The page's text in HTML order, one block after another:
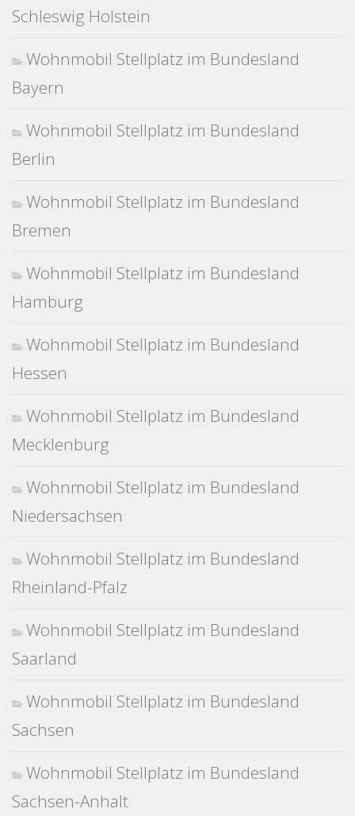
Schleswig Holstein
Wohnmobil Stellplatz im Bundesland
Bayern
Wohnmobil Stellplatz im Bundesland
Berlin
Wohnmobil Stellplatz im Bundesland
Bremen
Wohnmobil Stellplatz im Bundesland
Hamburg
Wohnmobil Stellplatz im Bundesland
Hessen
Wohnmobil Stellplatz im Bundesland
Mecklenburg
Wohnmobil Stellplatz im Bundesland
Niedersachsen
Wohnmobil Stellplatz im Bundesland
Rheinland-Pfalz
Wohnmobil Stellplatz im Bundesland
Saarland
Wohnmobil Stellplatz im Bundesland
Sachsen
Wohnmobil Stellplatz im Bundesland
Sachsen-Anhalt